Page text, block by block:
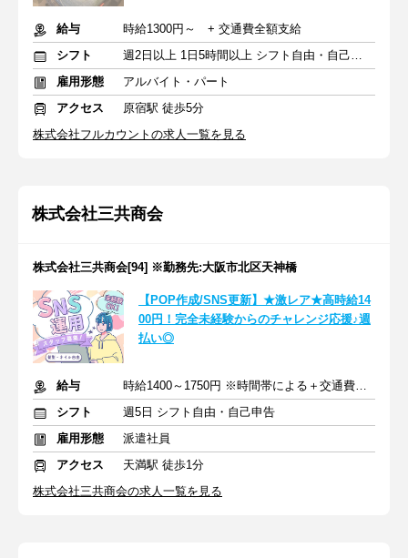
給与
時給1300円～ + 交通費全額支給
シフト
週2日以上 1日5時間以上 シフト自由・自己申告
雇用形態
アルバイト・パート
アクセス
原宿駅 徒歩5分
株式会社フルカウントの求人一覧を見る
株式会社三共商会
株式会社三共商会[94] ※勤務先:大阪市北区天神橋
【POP作成/SNS更新】★激レア★高時給14
00円！完全未経験からのチャレンジ応援♪週
払い◎
給与
時給1400～1750円 ※時間帯による＋交通費規定支給
シフト
週5日 シフト自由・自己申告
雇用形態
派遣社員
アクセス
天満駅 徒歩1分
株式会社三共商会の求人一覧を見る